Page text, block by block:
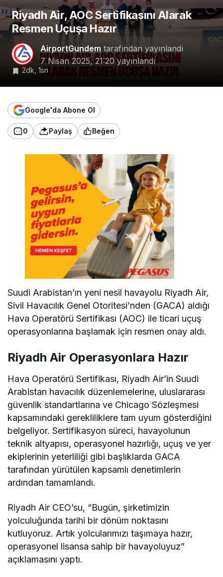
Riyadh Air, AOC Sertifikasını Alarak
Resmen Uçuşa Hazır
AirportGundem tarafından yayınlandı
7 Nisan 2025, 21:20yayınlandı
2dk, 1sn
Google'da Abone Ol
0 Paylaş Beğen
Suudi Arabistan’ın yeni nesil havayolu Riyadh Air,
Sivil Havacılık Genel Otoritesi’nden (GACA) aldığı
Hava Operatörü Sertifikası (AOC) ile ticari uçuş
operasyonlarına başlamak için resmen onay aldı.
Riyadh Air Operasyonlara Hazır
Hava Operatörü Sertifikası, Riyadh Air’in Suudi
Arabistan havacılık düzenlemelerine, uluslararası
güvenlik standartlarına ve Chicago Sözleşmesi
kapsamındaki gerekliliklere tam uyum gösterdiğini
belgeliyor. Sertifikasyon süreci, havayolunun
teknik altyapısı, operasyonel hazırlığı, uçuş ve yer
ekiplerinin yeterliliği gibi başlıklarda GACA
tarafından yürütülen kapsamlı denetimlerin
ardından tamamlandı.
Riyadh Air CEO’su, “Bugün, şirketimizin
yolculuğunda tarihi bir dönüm noktasını
kutluyoruz. Artık yolcularımızı taşımaya hazır,
operasyonel lisansa sahip bir havayoluyuz”
açıklamasını yaptı.